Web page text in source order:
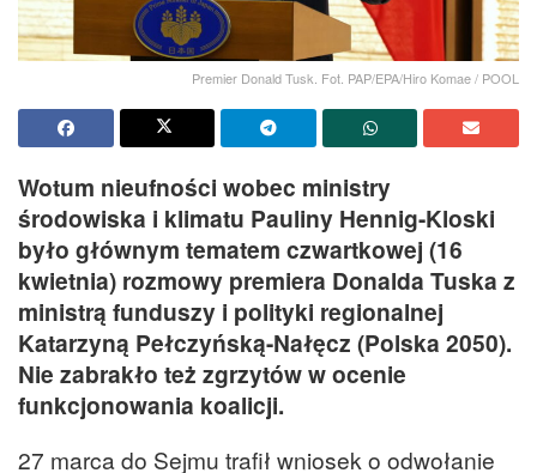
Premier Donald Tusk. Fot. PAP/EPA/Hiro Komae / POOL
Wotum nieufności wobec ministry
środowiska i klimatu Pauliny Hennig-Kloski
było głównym tematem czwartkowej (16
kwietnia) rozmowy premiera Donalda Tuska z
ministrą funduszy i polityki regionalnej
Katarzyną Pełczyńską-Nałęcz (Polska 2050).
Nie zabrakło też zgrzytów w ocenie
funkcjonowania koalicji.
27 marca do Sejmu trafił wniosek o odwołanie